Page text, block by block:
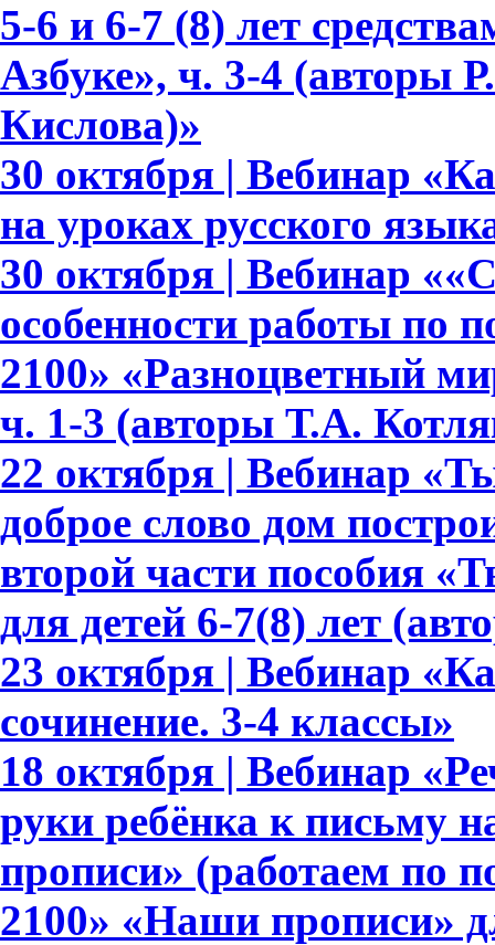
5-6 и 6-7 (8) лет
Азбуке», ч. 3-4 (авторы
Кислова)»
30 октября | Вебинар
на уроках русского
30 октября | Вебинар
особенности работы по
2100» «Разноцветный
ч. 1-3 (авторы Т.А.
22 октября | Вебинар
доброе слово дом
второй части пособия
для детей 6-7(8) лет
23 октября | Вебинар
сочинение. 3-4 классы»
18 октября | Вебинар
руки ребёнка к письму
прописи» (работаем по
2100» «Наши прописи»